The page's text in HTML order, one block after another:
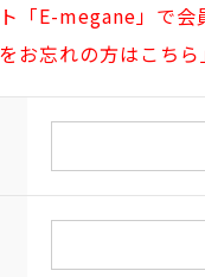
「E-megane」で会
お忘れの方はこち